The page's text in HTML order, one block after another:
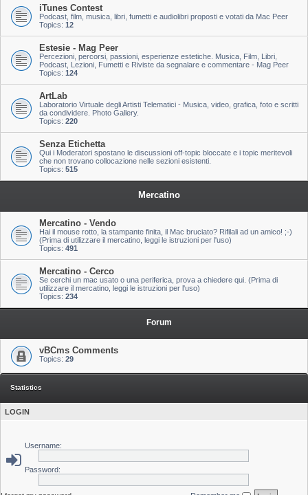
iTunes Contest
Podcast, film, musica, libri, fumetti e audiolibri proposti e votati da Mac Peer
Topics: 12
Estesie - Mag Peer
Percezioni, percorsi, passioni, esperienze estetiche. Musica, Film, Libri,
Podcast, Lezioni, Fumetti e Riviste da segnalare e commentare - Mag Peer
Topics: 124
ArtLab
Laboratorio Virtuale degli Artisti Telematici - Musica, video, grafica, foto e scritti
da condividere. Photo Gallery.
Topics: 220
Senza Etichetta
Qui i Moderatori spostano le discussioni off-topic bloccate e i topic meritevoli
che non trovano collocazione nelle sezioni esistenti.
Topics: 515
Mercatino
Mercatino - Vendo
Hai il mouse rotto, la stampante finita, il Mac bruciato? Rifilali ad un amico! ;-)
(Prima di utilizzare il mercatino, leggi le istruzioni per l'uso)
Topics: 491
Mercatino - Cerco
Se cerchi un mac usato o una periferica, prova a chiedere qui. (Prima di
utilizzare il mercatino, leggi le istruzioni per l'uso)
Topics: 234
Forum
vBCms Comments
Topics: 29
Statistics
LOGIN
Username:
Password: